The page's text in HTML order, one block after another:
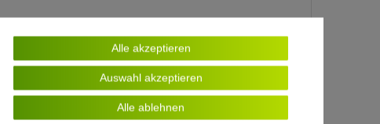
Alle akzeptieren
Auswahl akzeptieren
Alle ablehnen